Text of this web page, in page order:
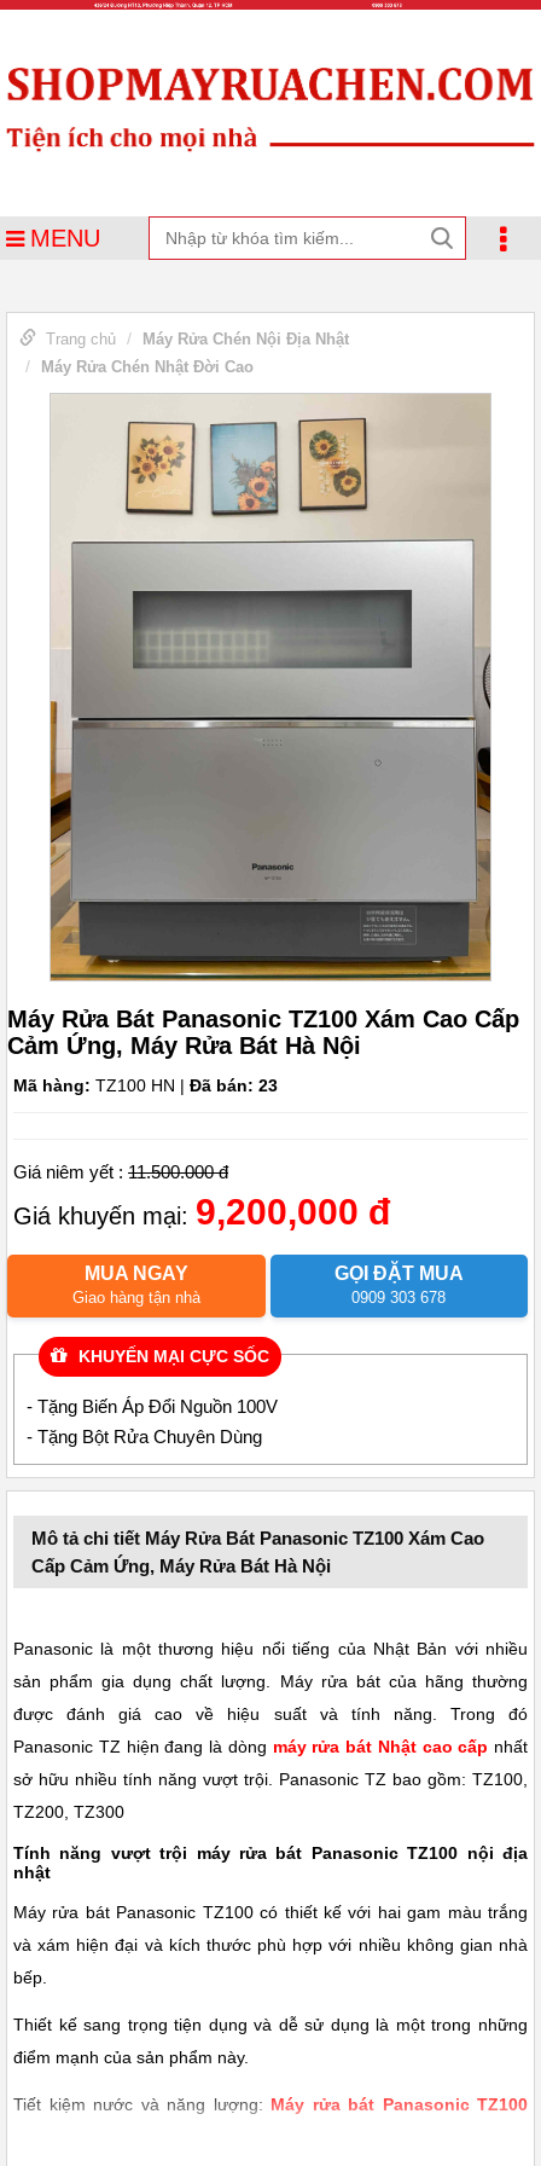
MENU
Trang chủ
Máy Rửa Chén Nội Địa Nhật
Máy Rửa Chén Nhật Đời Cao
Máy Rửa Bát Panasonic TZ100 Xám Cao Cấp
Cảm Ứng, Máy Rửa Bát Hà Nội
Mã hàng: TZ100 HN | Đã bán: 23
Giá niêm yết : 11.500.000 đ
Giá khuyến mại: 9,200,000 đ
MUA NGAY
Giao hàng tận nhà
GỌI ĐẶT MUA
0909 303 678
KHUYẾN MẠI CỰC SỐC
- Tặng Biến Áp Đổi Nguồn 100V
- Tặng Bột Rửa Chuyên Dùng
Mô tả chi tiết Máy Rửa Bát Panasonic TZ100 Xám Cao
Cấp Cảm Ứng, Máy Rửa Bát Hà Nội
Panasonic là một thương hiệu nổi tiếng của Nhật Bản với nhiều
sản phẩm gia dụng chất lượng. Máy rửa bát của hãng thường
được đánh giá cao về hiệu suất và tính năng. Trong đó
Panasonic TZ hiện đang là dòng máy rửa bát Nhật cao cấp nhất
sở hữu nhiều tính năng vượt trội. Panasonic TZ bao gồm: TZ100,
TZ200, TZ300
Tính năng vượt trội máy rửa bát Panasonic TZ100 nội địa
nhật
Máy rửa bát Panasonic TZ100 có thiết kế với hai gam màu trắng
và xám hiện đại và kích thước phù hợp với nhiều không gian nhà
bếp.
Thiết kế sang trọng tiện dụng và dễ sử dụng là một trong những
điểm mạnh của sản phẩm này.
Tiết kiệm nước và năng lượng: Máy rửa bát Panasonic TZ100